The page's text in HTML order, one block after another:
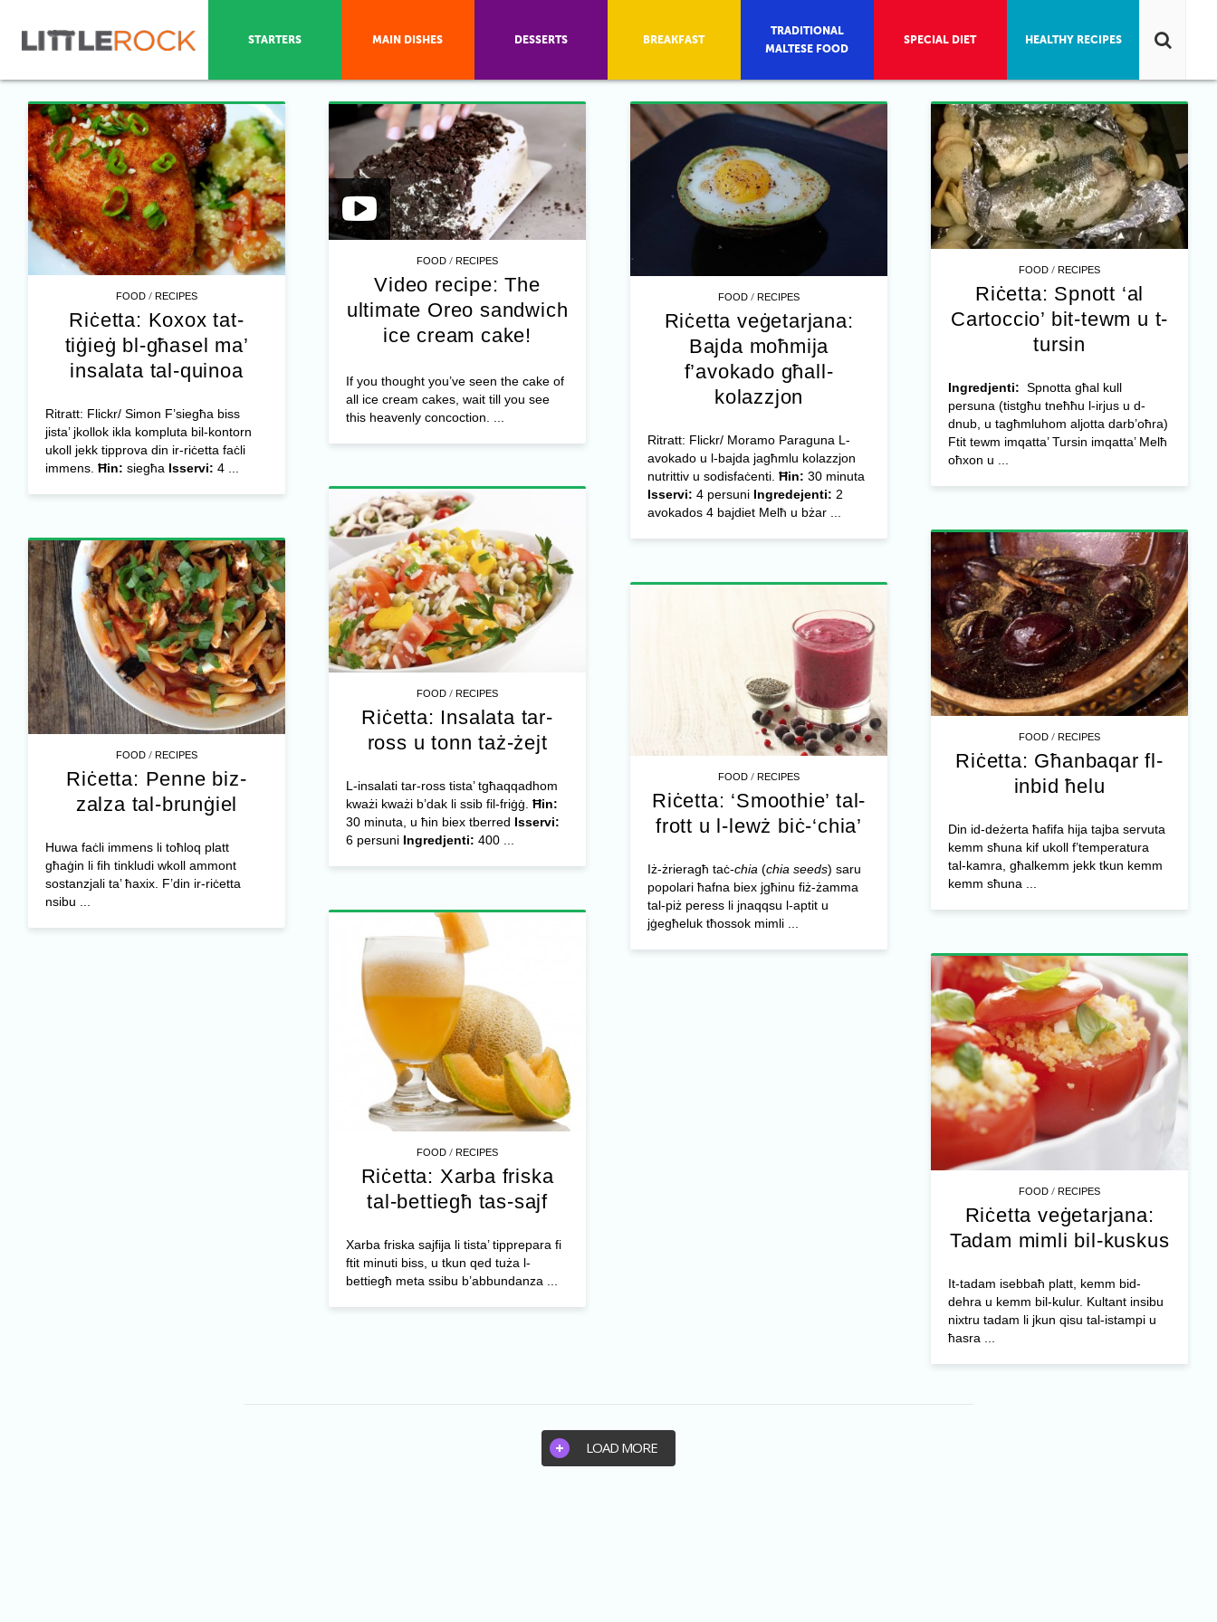
FOOD /RECIPES
Riċetta: Koxox tat-
tiġieġ bl-għasel ma’
insalata tal-quinoa
Ritratt: Flickr/ Simon F’siegħa biss
jista’ jkollok ikla kompluta bil-kontorn
ukoll jekk tipprova din ir-riċetta faċli
immens. Ħin: siegħa Isservi: 4 ...
FOOD /RECIPES
Video recipe: The
ultimate Oreo sandwich
ice cream cake!
If you thought you’ve seen the cake of
all ice cream cakes, wait till you see
this heavenly concoction. ...
FOOD /RECIPES
Riċetta veġetarjana:
Bajda moħmija
f’avokado għall-
kolazzjon
Ritratt: Flickr/ Moramo Paraguna L-
avokado u l-bajda jagħmlu kolazzjon
nutrittiv u sodisfaċenti. Ħin: 30 minuta
Isservi: 4 persuni Ingredejenti: 2
avokados 4 bajdiet Melħ u bżar ...
FOOD /RECIPES
Riċetta: Spnott ‘al
Cartoccio’ bit-tewm u t-
tursin
Ingredjenti: Spnotta għal kull
persuna (tistgħu tneħħu l-irjus u d-
dnub, u tagħmluhom aljotta darb’oħra)
Ftit tewm imqatta’ Tursin imqatta’ Melħ
oħxon u ...
FOOD /RECIPES
Riċetta: Insalata tar-
ross u tonn taż-żejt
L-insalati tar-ross tista’ tgħaqqadhom
kważi kważi b’dak li ssib fil-friġġ. Ħin:
30 minuta, u ħin biex tberred Isservi:
6 persuni Ingredjenti: 400 ...
FOOD /RECIPES
Riċetta: Għanbaqar fl-
inbid ħelu
Din id-deżerta ħafifa hija tajba servuta
kemm sħuna kif ukoll f’temperatura
tal-kamra, għalkemm jekk tkun kemm
kemm sħuna ...
FOOD /RECIPES
Riċetta: Penne biz-
zalza tal-brunġiel
Huwa faċli immens li toħloq platt
għaġin li fih tinkludi wkoll ammont
sostanzjali ta’ ħaxix. F’din ir-riċetta
nsibu ...
FOOD /RECIPES
Riċetta: ‘Smoothie’ tal-
frott u l-lewż biċ-‘chia’
Iż-żrieragħ taċ-chia(chia seeds) saru
popolari ħafna biex jgħinu fiż-żamma
tal-piż peress li jnaqqsu l-aptit u
jġegħeluk tħossok mimli ...
FOOD /RECIPES
Riċetta: Xarba friska
tal-bettiegħ tas-sajf
Xarba friska sajfija li tista’ tipprepara fi
ftit minuti biss, u tkun qed tuża l-
bettiegħ meta ssibu b’abbundanza ...
FOOD /RECIPES
Riċetta veġetarjana:
Tadam mimli bil-kuskus
It-tadam isebbaħ platt, kemm bid-
dehra u kemm bil-kulur. Kultant insibu
nixtru tadam li jkun qisu tal-istampi u
ħasra ...
LOAD MORE
STARTERS MAIN DISHES DESSERTS BREAKFAST
TRADITIONAL
MALTESE FOOD
SPECIAL DIET HEALTHY RECIPES